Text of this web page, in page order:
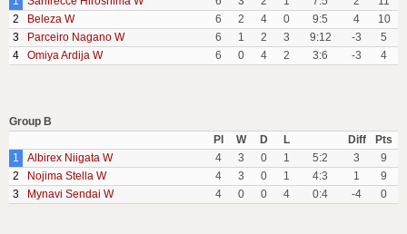
2
Beleza W 6 2 4 0 9:5 4
10
3
Parceiro Nagano W 6 1 2 3 9:12 -3
5
4
Omiya Ardija W 6 0 4 2 3:6 -3 4
Group B
Pl
W D L Diff
Pts
1
Albirex Niigata W 4 3 0 1 5:2 3
9
2
Nojima Stella W 4 3 0 1 4:3 1
9
3
Mynavi Sendai W 4 0 0 4 0:4 -4 0